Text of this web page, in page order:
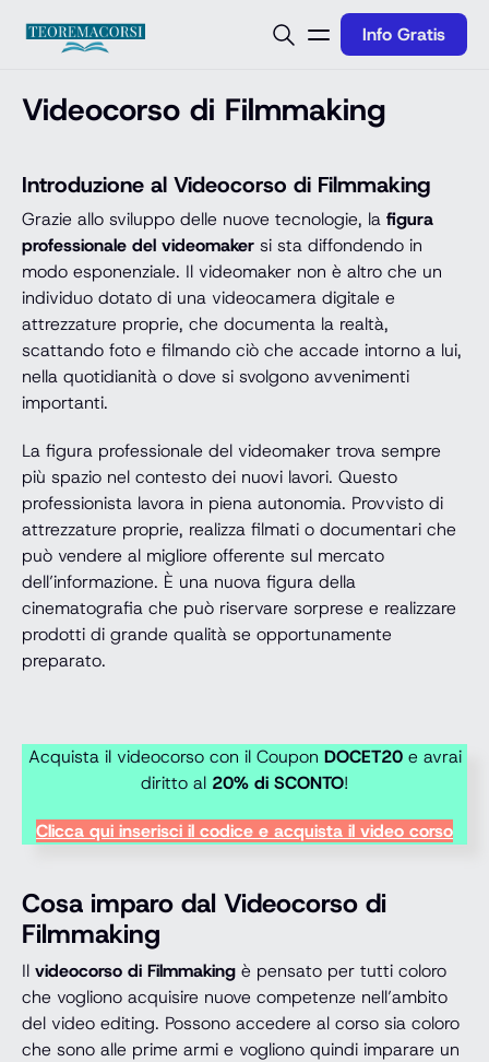
Info Gratis
Videocorso di Filmmaking
Introduzione al Videocorso di Filmmaking
Grazie allo sviluppo delle nuove tecnologie, la figura
professionale del videomaker si sta diffondendo in
modo esponenziale. Il videomaker non è altro che un
individuo dotato di una videocamera digitale e
attrezzature proprie, che documenta la realtà,
scattando foto e filmando ciò che accade intorno a lui,
nella quotidianità o dove si svolgono avvenimenti
importanti.
La figura professionale del videomaker trova sempre
più spazio nel contesto dei nuovi lavori. Questo
professionista lavora in piena autonomia. Provvisto di
attrezzature proprie, realizza filmati o documentari che
può vendere al migliore offerente sul mercato
dell’informazione. È una nuova figura della
cinematografia che può riservare sorprese e realizzare
prodotti di grande qualità se opportunamente
preparato.
Acquista il videocorso con il Coupon DOCET20e avrai
diritto al 20% di SCONTO!
Clicca qui inserisci il codice e acquista il video corso
Cosa imparo dal Videocorso di
Filmmaking
Il videocorso di Filmmaking è pensato per tutti coloro
che vogliono acquisire nuove competenze nell’ambito
del video editing. Possono accedere al corso sia coloro
che sono alle prime armi e vogliono quindi imparare un